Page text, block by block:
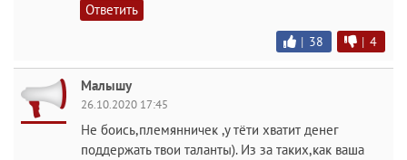
Ответить
| 38 | 4
Малышу
26.10.2020 17:45
Не боись,племянничек ,у тёти хватит денег
поддержать твои таланты). Из за таких,как ваша